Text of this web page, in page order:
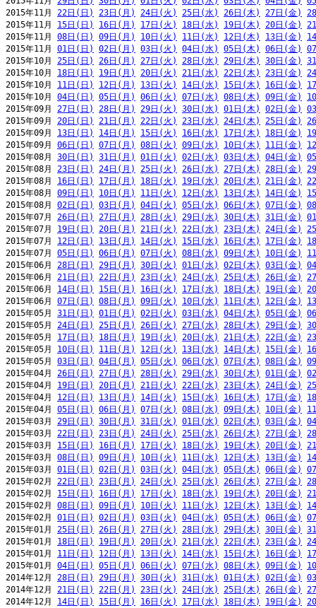
2015年11月 22日(日) 23日(月) 24日(火) 25日(水) 26日(木) 27日(金)
2015年11月 15日(日) 16日(月) 17日(火) 18日(水) 19日(木) 20日(金)
2015年11月 08日(日) 09日(月) 10日(火) 11日(水) 12日(木) 13日(金)
2015年11月 01日(日) 02日(月) 03日(火) 04日(水) 05日(木) 06日(金)
2015年10月 25日(日) 26日(月) 27日(火) 28日(水) 29日(木) 30日(金)
2015年10月 18日(日) 19日(月) 20日(火) 21日(水) 22日(木) 23日(金)
2015年10月 11日(日) 12日(月) 13日(火) 14日(水) 15日(木) 16日(金)
2015年10月 04日(日) 05日(月) 06日(火) 07日(水) 08日(木) 09日(金)
2015年09月 27日(日) 28日(月) 29日(火) 30日(水) 01日(木) 02日(金)
2015年09月 20日(日) 21日(月) 22日(火) 23日(水) 24日(木) 25日(金)
2015年09月 13日(日) 14日(月) 15日(火) 16日(水) 17日(木) 18日(金)
2015年09月 06日(日) 07日(月) 08日(火) 09日(水) 10日(木) 11日(金)
2015年08月 30日(日) 31日(月) 01日(火) 02日(水) 03日(木) 04日(金)
2015年08月 23日(日) 24日(月) 25日(火) 26日(水) 27日(木) 28日(金)
2015年08月 16日(日) 17日(月) 18日(火) 19日(水) 20日(木) 21日(金)
2015年08月 09日(日) 10日(月) 11日(火) 12日(水) 13日(木) 14日(金)
2015年08月 02日(日) 03日(月) 04日(火) 05日(水) 06日(木) 07日(金)
2015年07月 26日(日) 27日(月) 28日(火) 29日(水) 30日(木) 31日(金)
2015年07月 19日(日) 20日(月) 21日(火) 22日(水) 23日(木) 24日(金)
2015年07月 12日(日) 13日(月) 14日(火) 15日(水) 16日(木) 17日(金)
2015年07月 05日(日) 06日(月) 07日(火) 08日(水) 09日(木) 10日(金)
2015年06月 28日(日) 29日(月) 30日(火) 01日(水) 02日(木) 03日(金)
2015年06月 21日(日) 22日(月) 23日(火) 24日(水) 25日(木) 26日(金)
2015年06月 14日(日) 15日(月) 16日(火) 17日(水) 18日(木) 19日(金)
2015年06月 07日(日) 08日(月) 09日(火) 10日(水) 11日(木) 12日(金)
2015年05月 31日(日) 01日(月) 02日(火) 03日(水) 04日(木) 05日(金)
2015年05月 24日(日) 25日(月) 26日(火) 27日(水) 28日(木) 29日(金)
2015年05月 17日(日) 18日(月) 19日(火) 20日(水) 21日(木) 22日(金)
2015年05月 10日(日) 11日(月) 12日(火) 13日(水) 14日(木) 15日(金)
2015年05月 03日(日) 04日(月) 05日(火) 06日(水) 07日(木) 08日(金)
2015年04月 26日(日) 27日(月) 28日(火) 29日(水) 30日(木) 01日(金)
2015年04月 19日(日) 20日(月) 21日(火) 22日(水) 23日(木) 24日(金)
2015年04月 12日(日) 13日(月) 14日(火) 15日(水) 16日(木) 17日(金)
2015年04月 05日(日) 06日(月) 07日(火) 08日(水) 09日(木) 10日(金)
2015年03月 29日(日) 30日(月) 31日(火) 01日(水) 02日(木) 03日(金)
2015年03月 22日(日) 23日(月) 24日(火) 25日(水) 26日(木) 27日(金)
2015年03月 15日(日) 16日(月) 17日(火) 18日(水) 19日(木) 20日(金)
2015年03月 08日(日) 09日(月) 10日(火) 11日(水) 12日(木) 13日(金)
2015年03月 01日(日) 02日(月) 03日(火) 04日(水) 05日(木) 06日(金)
2015年02月 22日(日) 23日(月) 24日(火) 25日(水) 26日(木) 27日(金)
2015年02月 15日(日) 16日(月) 17日(火) 18日(水) 19日(木) 20日(金)
2015年02月 08日(日) 09日(月) 10日(火) 11日(水) 12日(木) 13日(金)
2015年02月 01日(日) 02日(月) 03日(火) 04日(水) 05日(木) 06日(金)
2015年01月 25日(日) 26日(月) 27日(火) 28日(水) 29日(木) 30日(金)
2015年01月 18日(日) 19日(月) 20日(火) 21日(水) 22日(木) 23日(金)
2015年01月 11日(日) 12日(月) 13日(火) 14日(水) 15日(木) 16日(金)
2015年01月 04日(日) 05日(月) 06日(火) 07日(水) 08日(木) 09日(金)
2014年12月 28日(日) 29日(月) 30日(火) 31日(水) 01日(木) 02日(金)
2014年12月 21日(日) 22日(月) 23日(火) 24日(水) 25日(木) 26日(金)
2014年12月 14日(日) 15日(月) 16日(火) 17日(水) 18日(木) 19日(金)